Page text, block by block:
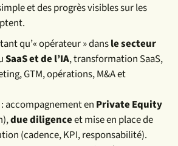
et des progrès visibles sur les
qu’« opérateur » dansle secteur
SaaS et de l’IA, transformation SaaS,
GTM, opérations, M&A et
accompagnement en Private Equity
due diligenceet mise en place de
(cadence, KPI, responsabilité).